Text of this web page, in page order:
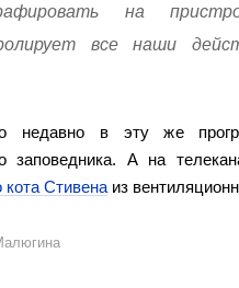
на
все наши
недавно в эту же
заповедника. А на
кота Стивена из